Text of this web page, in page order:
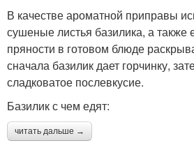
В качестве ароматной приправы
сушеные листья базилика, а также
пряности в готовом блюде
сначала базилик дает горчинку,
сладковатое послевкусие.
Базилик с чем едят:
читать дальше →